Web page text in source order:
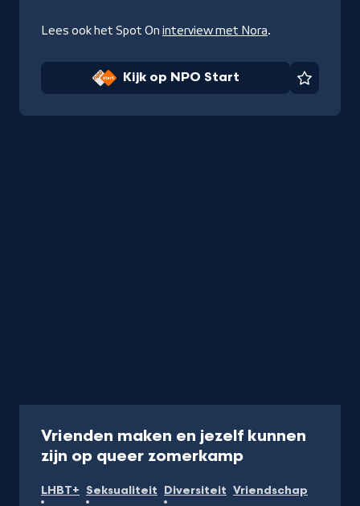
Lees ook het Spot On interview met Nora.
Kijk op NPO Start
Vrienden maken en jezelf kunnen
zijn op queer zomerkamp-
op
LHBT+ Seksualiteit Diversiteit Vriendschap